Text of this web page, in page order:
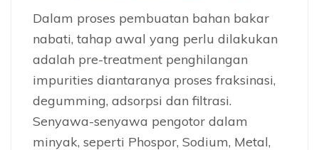
Dalam proses pembuatan bahan bakar
nabati, tahap awal yang perlu dilakukan
adalah pre-treatment penghilangan
impurities diantaranya proses fraksinasi,
degumming, adsorpsi dan filtrasi.
Senyawa-senyawa pengotor dalam
minyak, seperti Phospor, Sodium, Metal,